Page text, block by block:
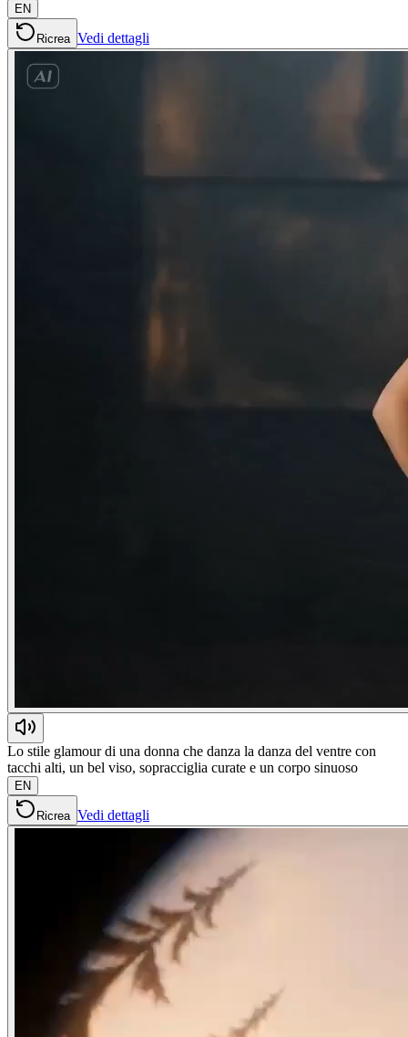
EN
Ricrea Vedi dettagli
Lo stile glamour di una donna che danza la danza del ventre con
tacchi alti, un bel viso, sopracciglia curate e un corpo sinuoso
EN
Ricrea Vedi dettagli